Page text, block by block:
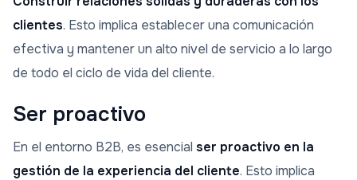
clientes. Esto implica establecer una comunicación
efectiva y mantener un alto nivel de servicio a lo largo
de todo el ciclo de vida del cliente.
Ser proactivo
En el entorno B2B, es esencial ser proactivo en la
gestión de la experiencia del cliente. Esto implica